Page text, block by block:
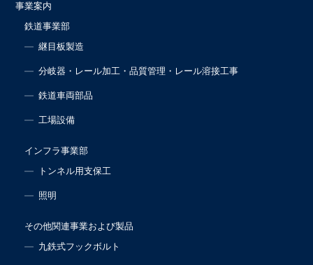
事業案内
鉄道事業部
継目板製造
分岐器・レール加工・品質管理・レール溶接工事
鉄道車両部品
工場設備
インフラ事業部
トンネル用支保工
照明
その他関連事業および製品
九鉄式フックボルト